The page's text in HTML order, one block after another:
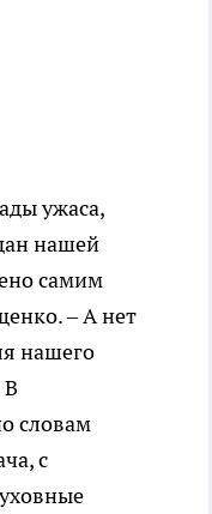
ужаса,
нашей
самим
– А нет
нашего
В
словам
с